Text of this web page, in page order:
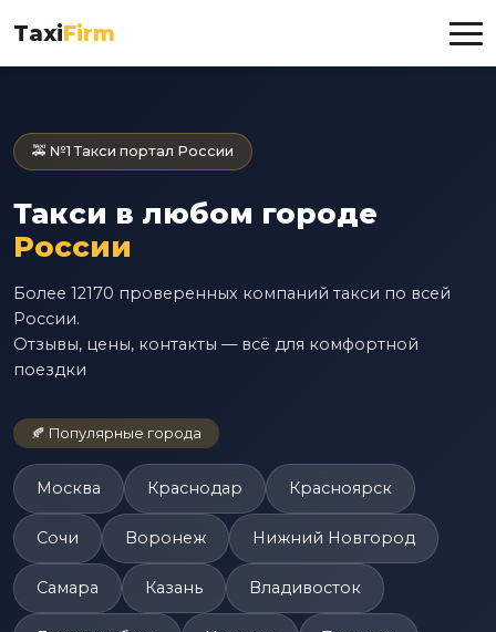
TaxiFirm
🚕 №1 Такси портал России
Такси в любом городе
России
Более 12170 проверенных компаний такси по всей
России.
Отзывы, цены, контакты — всё для комфортной
поездки
🍂 Популярные города
Москва Краснодар Красноярск
Сочи Воронеж Нижний Новгород
Самара Казань Владивосток